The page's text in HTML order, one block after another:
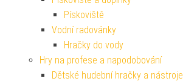
Pískoviště
Vodní radovánky
Hračky do vody
Hry na profese a napodobování
Dětské hudební hračky a nástroje